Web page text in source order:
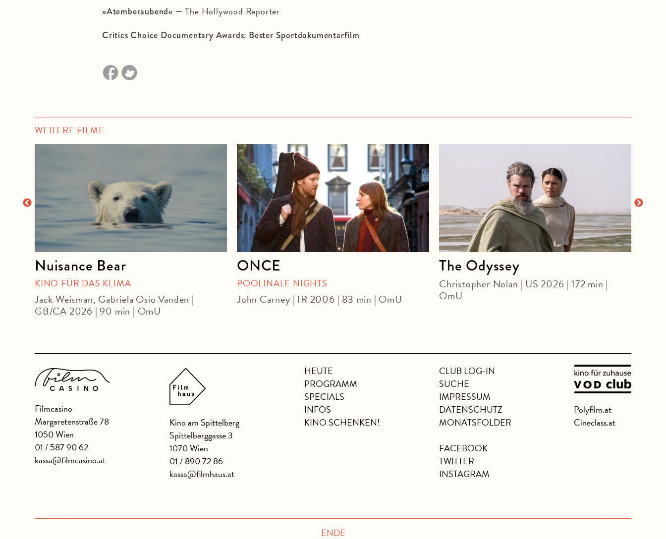
»Atemberaubend« — The Hollywood Reporter
Critics Choice Documentary Awards: Bester Sportdokumentarfilm
WEITERE FILME
Nuisance Bear
KINO FÜR DAS KLIMA
Jack Weisman, Gabriela Osio Vanden |
GB/CA 2026 | 90 min | OmU
ONCE
POOLINALE NIGHTS
John Carney | IR 2006 | 83 min | OmU
The Odyssey
Christopher Nolan | US 2026 | 172 min |
OmU
Filmcasino
Margaretenstraße 78
1050 Wien
01 / 587 90 62
kassa@filmcasino.at
Kino am Spittelberg
Spittelberggasse 3
1070 Wien
01 / 890 72 86
kassa@filmhaus.at
HEUTE
PROGRAMM
SPECIALS
INFOS
KINO SCHENKEN!
CLUB LOG-IN
SUCHE
IMPRESSUM
DATENSCHUTZ
MONATSFOLDER
FACEBOOK
TWITTER
INSTAGRAM
Polyfilm.at
Cineclass.at
ENDE